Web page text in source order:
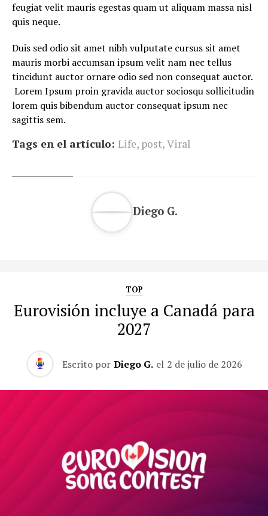
feugiat velit mauris egestas quam ut aliquam massa nisl
quis neque.
Duis sed odio sit amet nibh vulputate cursus sit amet
mauris morbi accumsan ipsum velit nam nec tellus
tincidunt auctor ornare odio sed non consequat auctor.
Lorem Ipsum proin gravida auctor sociosqu sollicitudin
lorem quis bibendum auctor consequat ipsum nec
sagittis sem.
Tags en el artículo: Life, post,Viral
Diego G.
TOP
Eurovisión incluye a Canadá para
2027
Escrito por Diego G. el 2 de julio de 2026